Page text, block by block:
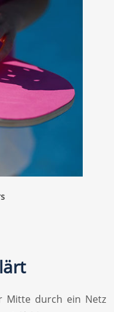
Mitte durch ein Netz